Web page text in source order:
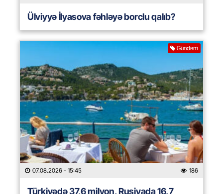
Ülviyyə İlyasova fəhləyə borclu qalıb?
Gündəm
07.08.2026 - 15:45 186
Türkiyədə 37,6 milyon, Rusiyada 16,7